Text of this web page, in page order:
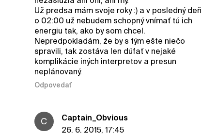
Už predsa mám svoje roky :) a v posledný deň
o 02:00 už nebudem schopný vnímať tú ich
energiu tak, ako by som chcel.
Nepredpokladám, že by s tým ešte niečo
spravili, tak zostáva len dúfať v nejaké
komplikácie iných interpretov a presun
neplánovaný.
Odpovedať
C
Captain_Obvious
26. 6. 2015, 17:45